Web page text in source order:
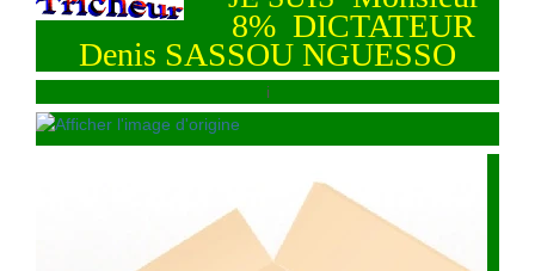
8% DICTATEUR
Denis SASSOU NGUESSO
i